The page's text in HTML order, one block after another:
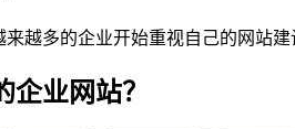
来越多的企业开始重视自己的网站
业网站？